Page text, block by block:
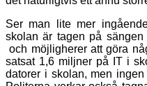
Ser man lite mer
skolan är tagen på
och möjligherer att göra
satsat 1,6 miljner på IT i
datorer i skolan, men